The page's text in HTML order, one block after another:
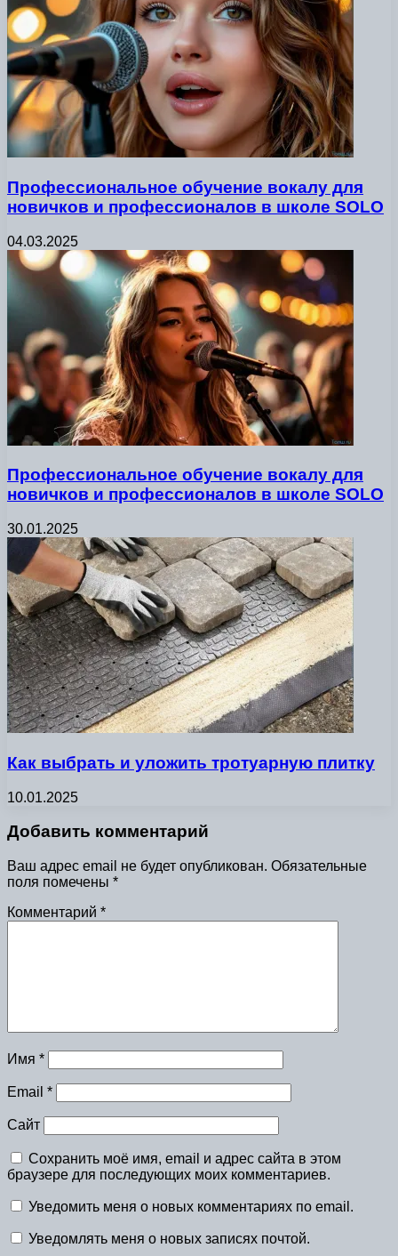
Профессиональное обучение вокалу для
новичков и профессионалов в школе SOLO
04.03.2025
Профессиональное обучение вокалу для
новичков и профессионалов в школе SOLO
30.01.2025
Как выбрать и уложить тротуарную плитку
10.01.2025
Добавить комментарий
Ваш адрес email не будет опубликован. Обязательные
поля помечены *
Комментарий *
Имя *
Email *
Сайт
Сохранить моё имя, email и адрес сайта в этом
браузере для последующих моих комментариев.
Уведомить меня о новых комментариях по email.
Уведомлять меня о новых записях почтой.